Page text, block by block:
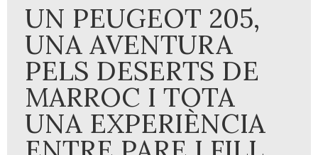
UN PEUGEOT 205,
UNA AVENTURA
PELS DESERTS DE
MARROC I TOTA
UNA EXPERIÈNCIA